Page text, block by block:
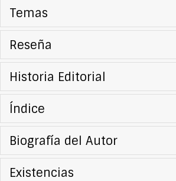
Temas
Reseña
Historia Editorial
Índice
Biografía del Autor
Existencias